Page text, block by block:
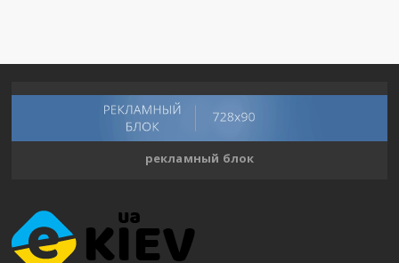
рекламный блок